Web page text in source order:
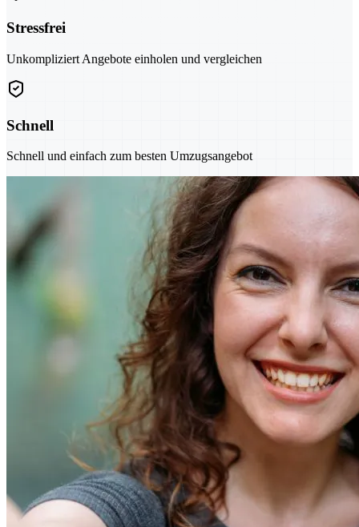
Stressfrei
Unkompliziert Angebote einholen und vergleichen
Schnell
Schnell und einfach zum besten Umzugsangebot